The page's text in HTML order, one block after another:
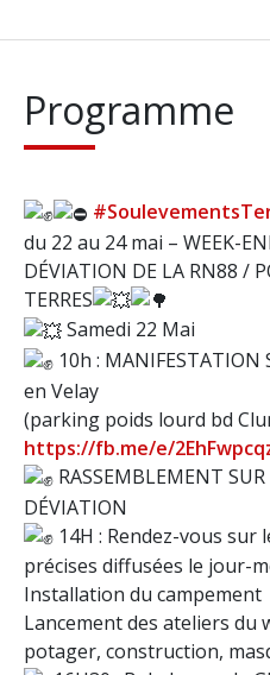
Programme
du 22 au 24 mai – WEEK-
DÉVIATION DE LA RN88 /
TERRES
Samedi 22 Mai
10h : MANIFESTATION
en Velay
(parking poids lourd bd
https://fb.me/e/
RASSEMBLEMENT
DÉVIATION
14H : Rendez-vous
précises diffusées le jour-
Installation du campement
Lancement des ateliers du
potager, construction,